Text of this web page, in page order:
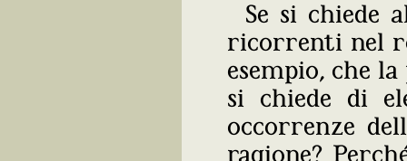
Se si chiede
ricorrenti nel
esempio, che
si chiede di
occorrenze
ragione?